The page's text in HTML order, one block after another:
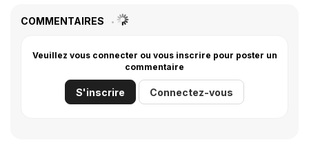
COMMENTAIRES
Veuillez vous connecter ou vous inscrire pour poster un
commentaire
S'inscrire Connectez-vous